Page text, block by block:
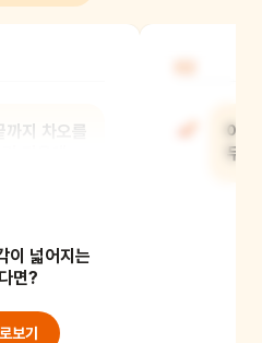
지 차오를
이 넓어지는
면?
보기
아
무